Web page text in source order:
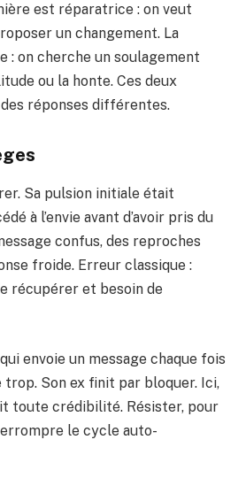
est réparatrice : on veut
un changement. La
: on cherche un soulagement
ou la honte. Ces deux
réponses différentes.
Sa pulsion initiale était
à l’envie avant d’avoir pris du
confus, des reproches
froide. Erreur classique :
récupérer et besoin de
envoie un message chaque fois
trop. Son ex finit par bloquer. Ici,
toute crédibilité. Résister, pour
le cycle auto-